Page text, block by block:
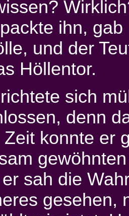
ihn,
und der
Höllentor.
sich
denn
konnte er
sah die
gesehen,